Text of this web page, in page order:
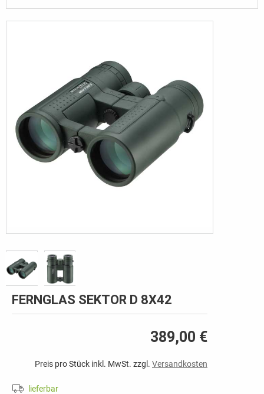
FERNGLAS SEKTOR D 8X42
389,00 €
Preis pro Stück inkl. MwSt. zzgl. Versandkosten
lieferbar